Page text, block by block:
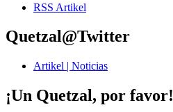
RSS Artikel
Quetzal@Twitter
Artikel | Noticias
¡Un Quetzal, por favor!